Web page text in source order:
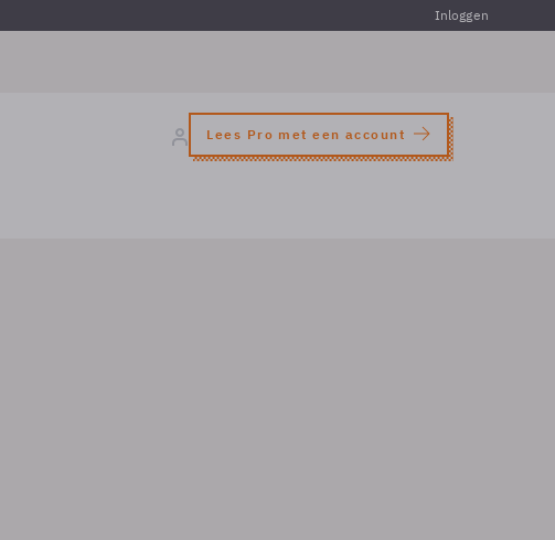
Inloggen
Lees Pro met een account